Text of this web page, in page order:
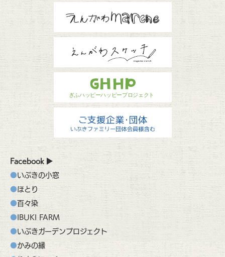
Facebook
いぶきの小窓
ほとり
百々染
IBUKI FARM
いぶきガーデンプロジェクト
かみの縁